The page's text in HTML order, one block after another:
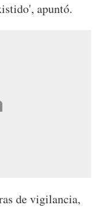
apuntó.
de vigilancia,